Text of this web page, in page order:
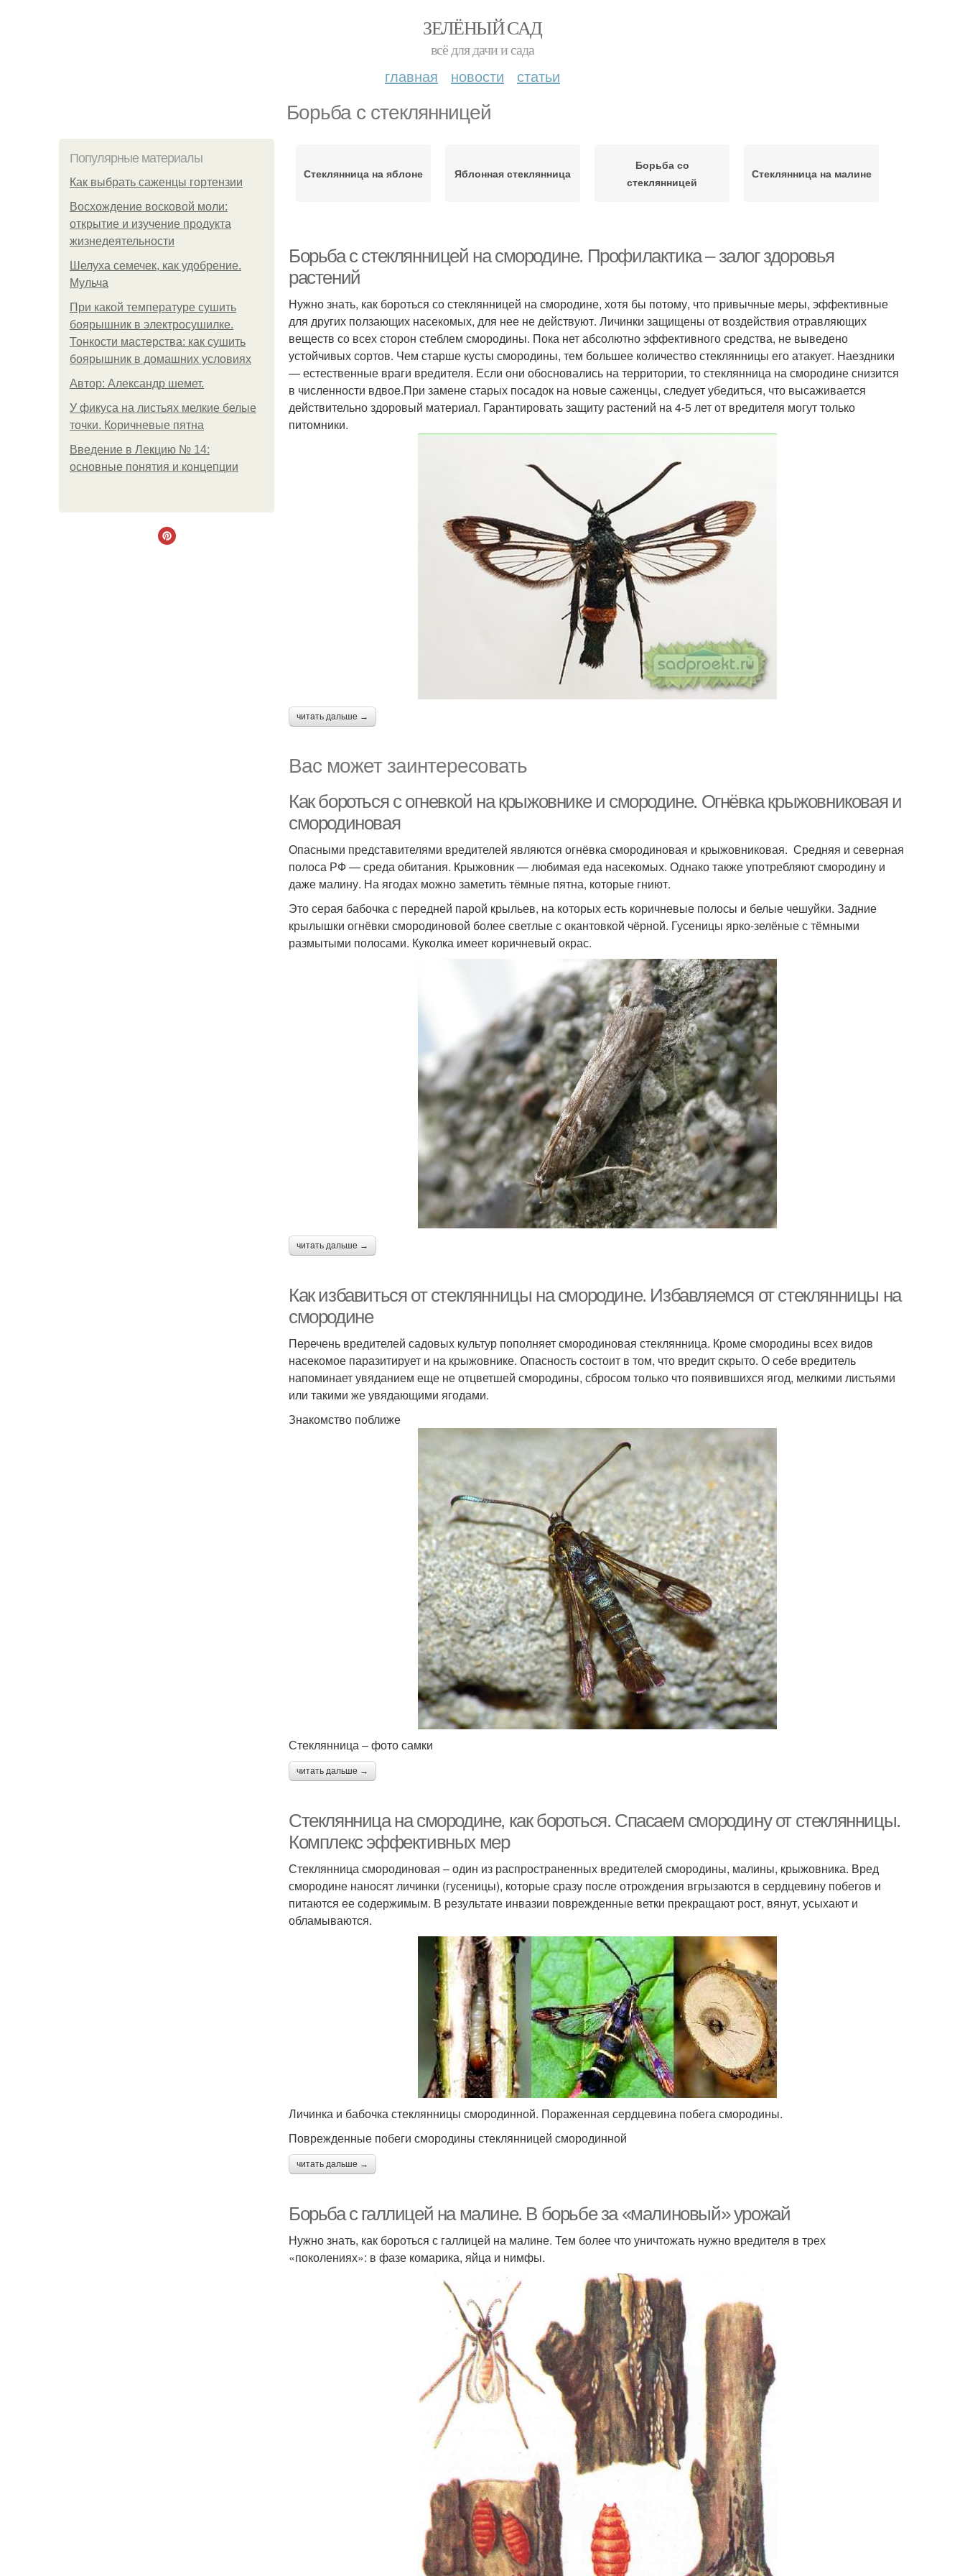
ЗЕЛЁНЫЙ САД
всё для дачи и сада
главная новости статьи
Борьба с стеклянницей
Популярные материалы
Как выбрать саженцы гортензии
Восхождение восковой моли:
открытие и изучение продукта
жизнедеятельности
Шелуха семечек, как удобрение.
Мульча
При какой температуре сушить
боярышник в электросушилке.
Тонкости мастерства: как сушить
боярышник в домашних условиях
Автор: Александр шемет.
У фикуса на листьях мелкие белые
точки. Коричневые пятна
Введение в Лекцию № 14:
основные понятия и концепции
Стеклянница на яблоне Яблонная стеклянница
Борьба со
стеклянницей
Стеклянница на малине
Борьба с стеклянницей на смородине. Профилактика – залог здоровья
растений
Нужно знать, как бороться со стеклянницей на смородине, хотя бы потому, что привычные меры, эффективные
для других ползающих насекомых, для нее не действуют. Личинки защищены от воздействия отравляющих
веществ со всех сторон стеблем смородины. Пока нет абсолютно эффективного средства, не выведено
устойчивых сортов. Чем старше кусты смородины, тем большее количество стеклянницы его атакует. Наездники
— естественные враги вредителя. Если они обосновались на территории, то стеклянница на смородине снизится
в численности вдвое.При замене старых посадок на новые саженцы, следует убедиться, что высаживается
действительно здоровый материал. Гарантировать защиту растений на 4-5 лет от вредителя могут только
питомники.
читать дальше →
Вас может заинтересовать
Как бороться с огневкой на крыжовнике и смородине. Огнёвка крыжовниковая и
смородиновая
Опасными представителями вредителей являются огнёвка смородиновая и крыжовниковая. Средняя и северная
полоса РФ — среда обитания. Крыжовник — любимая еда насекомых. Однако также употребляют смородину и
даже малину. На ягодах можно заметить тёмные пятна, которые гниют.
Это серая бабочка с передней парой крыльев, на которых есть коричневые полосы и белые чешуйки. Задние
крылышки огнёвки смородиновой более светлые с окантовкой чёрной. Гусеницы ярко-зелёные с тёмными
размытыми полосами. Куколка имеет коричневый окрас.
читать дальше →
Как избавиться от стеклянницы на смородине. Избавляемся от стеклянницы на
смородине
Перечень вредителей садовых культур пополняет смородиновая стеклянница. Кроме смородины всех видов
насекомое паразитирует и на крыжовнике. Опасность состоит в том, что вредит скрыто. О себе вредитель
напоминает увяданием еще не отцветшей смородины, сбросом только что появившихся ягод, мелкими листьями
или такими же увядающими ягодами.
Знакомство поближе
Стеклянница – фото самки
читать дальше →
Стеклянница на смородине, как бороться. Спасаем смородину от стеклянницы.
Комплекс эффективных мер
Стеклянница смородиновая – один из распространенных вредителей смородины, малины, крыжовника. Вред
смородине наносят личинки (гусеницы), которые сразу после отрождения вгрызаются в сердцевину побегов и
питаются ее содержимым. В результате инвазии поврежденные ветки прекращают рост, вянут, усыхают и
обламываются.
Личинка и бабочка стеклянницы смородинной. Пораженная сердцевина побега смородины.
Поврежденные побеги смородины стеклянницей смородинной
читать дальше →
Борьба с галлицей на малине. В борьбе за «малиновый» урожай
Нужно знать, как бороться с галлицей на малине. Тем более что уничтожать нужно вредителя в трех
«поколениях»: в фазе комарика, яйца и нимфы.